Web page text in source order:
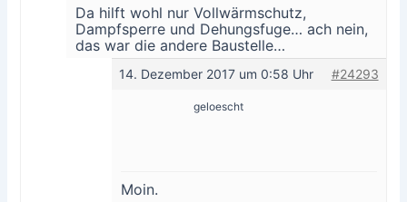
Da hilft wohl nur Vollwärmschutz,
Dampfsperre und Dehungsfuge… ach nein,
das war die andere Baustelle…
14. Dezember 2017 um 0:58 Uhr #24293
geloescht
Moin.